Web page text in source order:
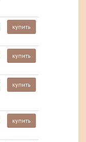
купить
купить
купить
купить